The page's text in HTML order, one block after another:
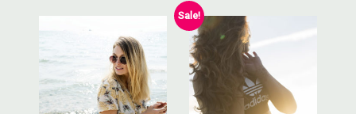
些
选
项
Sale!